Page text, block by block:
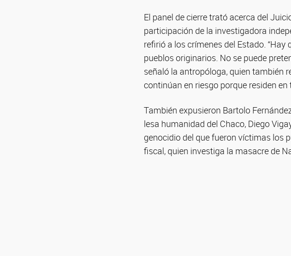
El panel de cierre trató acerca del
participación de la investigadora
refirió a los crímenes del Estado.
pueblos originarios. No se puede
señaló la antropóloga, quien también
continúan en riesgo porque residen
También expusieron Bartolo
lesa humanidad del Chaco, Diego
genocidio del que fueron víctimas los
fiscal, quien investiga la masacre de